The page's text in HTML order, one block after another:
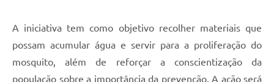
A iniciativa tem como objetivo recolher materiais que
possam acumular água e servir para a proliferação do
mosquito, além de reforçar a conscientização da
população sobre a importância da prevenção. A ação será